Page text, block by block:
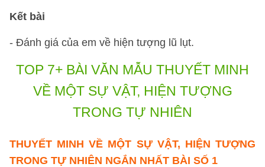
Kết bài
- Đánh giá của em về hiện tượng lũ lụt.
TOP 7+ BÀI VĂN MẪU THUYẾT MINH
VỀ MỘT SỰ VẬT, HIỆN TƯỢNG
TRONG TỰ NHIÊN
THUYẾT MINH VỀ MỘT SỰ VẬT, HIỆN TƯỢNG
TRONG TỰ NHIÊN NGẮN NHẤT BÀI SỐ 1